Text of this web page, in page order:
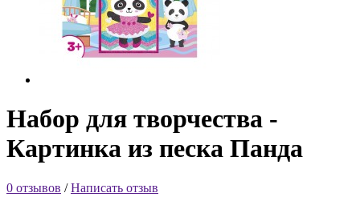
Набор для творчества -
Картинка из песка Панда
0 отзывов /Написать отзыв